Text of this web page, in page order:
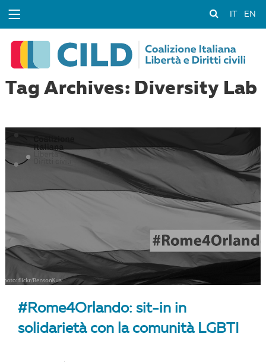
EN
Tag Archives: Diversity Lab
#Rome4Orlando: sit-in in
solidarietà con la comunità LGBTI